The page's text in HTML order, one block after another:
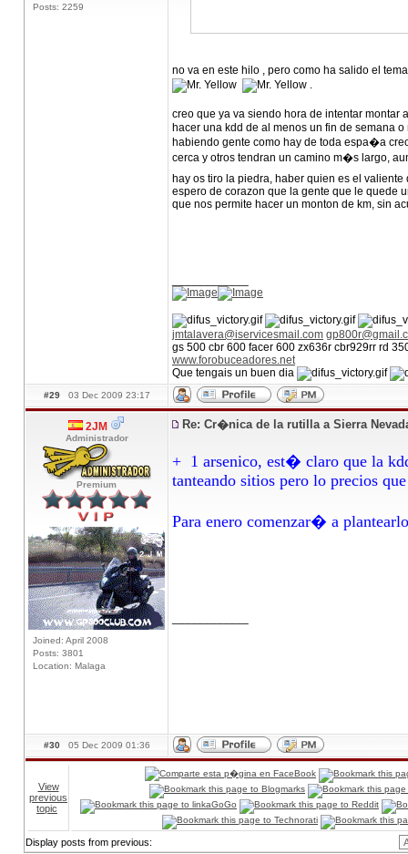
Posts: 2259
no va en este hilo , pero como ha salido el
.
creo que ya va siendo hora de intentar
hacer una kdd de al menos un fin de semana
habiendo gente como hay de toda espa�a
cerca y otros tendran un camino m�s largo,
hay os tiro la piedra, haber quien es el
espero de corazon que la gente que le quede
que nos permite hacer un monton de km, sin
jmtalavera@iservicesmail.com
gs 500 cbr 600 facer 600 zx636r cbr929rr rd
www.forobuceadores.net
Que tengais un buen dia
#29 03 Dec 2009 23:17
2JM
Administrador
Premium
Joined: April 2008
Posts: 3801
Location: Malaga
Re: Cr�nica de la rutilla a Sierra
+ 1 arsenico, est� claro que la
tanteando sitios pero lo precios
Para enero comenzar� a
#30 05 Dec 2009 01:36
View
previous
topic
Display posts from previous: